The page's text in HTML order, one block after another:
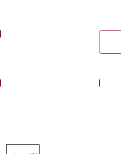
Colliers Schmuck